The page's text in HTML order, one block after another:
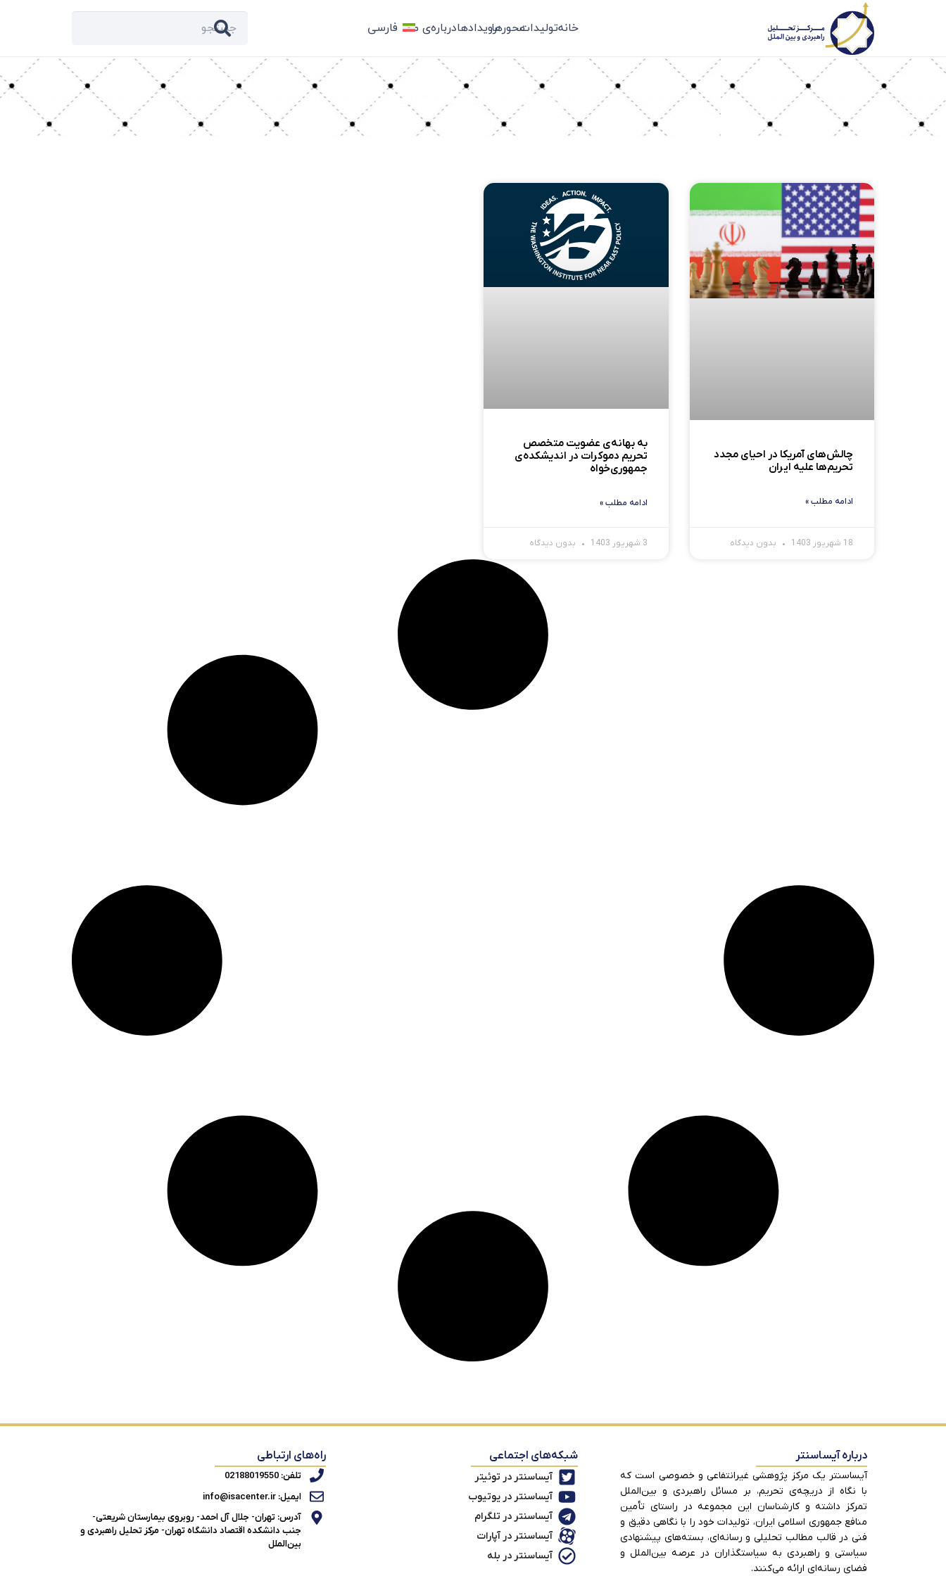
خانهتولیداتمحورهارویدادهادرباره‌ی ما فارسی
برچسب: ریچارد نفیو
چالش‌های آمریکا در احیای مجدد
تحریم‌ها علیه ایران
ادامه مطلب »
18 شهریور 1403 بدون دیدگاه
به بهانه‌ی عضویت متخصص
تحریم دموکرات در اندیشکده‌ی
جمهوری‌خواه
ادامه مطلب »
3 شهریور 1403 بدون دیدگاه
درباره آیساسنتر
آیساسنتر یک مرکز پژوهشی غیرانتفاعی و خصوصی است که
با نگاه از دریچه‌ی تحریم، بر مسائل راهبردی و بین‌الملل
تمرکز داشته و کارشناسان این مجموعه در راستای تأمین
منافع جمهوری اسلامی ایران، تولیدات خود را با نگاهی دقیق و
فنی در قالب مطالب تحلیلی و رسانه‌ای، بسته‌های پیشنهادی
سیاستی و راهبردی به سیاستگذاران در عرصه بین‌الملل و
فضای رسانه‌ای ارائه می‌کنند.
شبکه‌های اجتماعی
آیساسنتر در توئیتر
آیساسنتر در یوتیوب
آیساسنتر در تلگرام
آیساسنتر در آپارات
آیساسنتر در بله
راه‌های ارتباطی
تلفن: 02188019550
ایمیل: info@isacenter.ir
آدرس: تهران- جلال آل احمد- روبروی بیمارستان شریعتی-
جنب دانشکده اقتصاد دانشگاه تهران- مرکز تحلیل راهبردی و
بین‌الملل